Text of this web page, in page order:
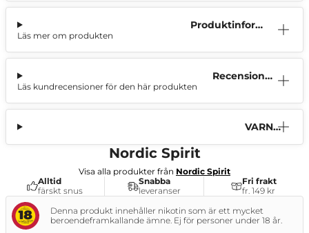
Produktinform
Läs mer om produkten
Recensioner
Läs kundrecensioner för den här produkten
VARNI
Nordic Spirit
Visa alla produkter från Nordic Spirit
Alltid
färskt snus
Snabba
leveranser
Fri frakt
fr. 149 kr
Denna produkt innehåller nikotin som är ett mycket
beroendeframkallande ämne. Ej för personer under 18 år.